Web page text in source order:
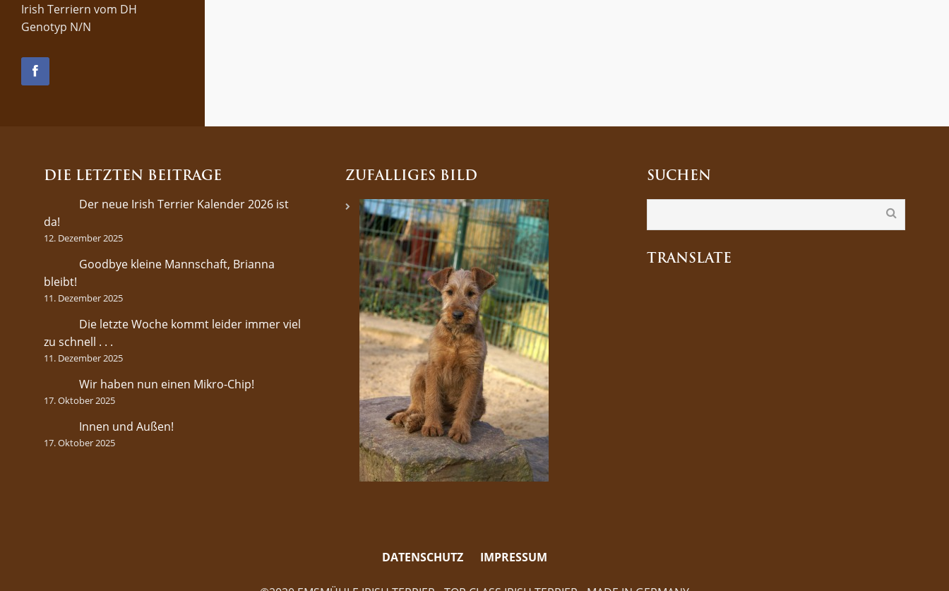
Irish Terriern vom DH
Genotyp N/N
DIE LETZTEN BEITRÄGE
Der neue Irish Terrier Kalender 2026 ist
da!
12. Dezember 2025
Goodbye kleine Mannschaft, Brianna
bleibt!
11. Dezember 2025
Die letzte Woche kommt leider immer viel
zu schnell . . .
11. Dezember 2025
Wir haben nun einen Mikro-Chip!
17. Oktober 2025
Innen und Außen!
17. Oktober 2025
ZUFÄLLIGES BILD SUCHEN
TRANSLATE
DATENSCHUTZ IMPRESSUM